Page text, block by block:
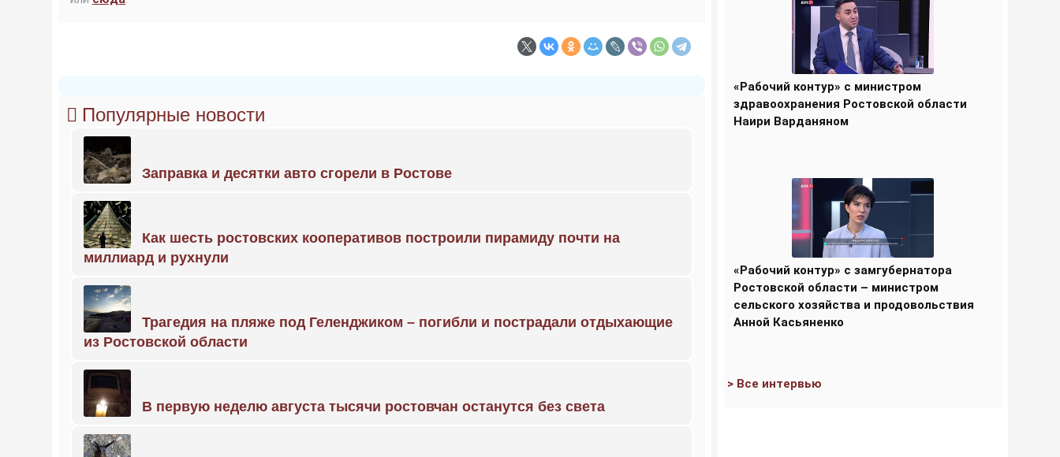
Популярные новости
Заправка и десятки авто сгорели в Ростове
Как шесть ростовских кооперативов построили пирамиду почти на
миллиард и рухнули
Трагедия на пляже под Геленджиком – погибли и пострадали отдыхающие
из Ростовской области
В первую неделю августа тысячи ростовчан останутся без света
«Рабочий контур» с министром
здравоохранения Ростовской области
Наири Варданяном
«Рабочий контур» с замгубернатора
Ростовской области – министром
сельского хозяйства и продовольствия
Анной Касьяненко
> Все интервью